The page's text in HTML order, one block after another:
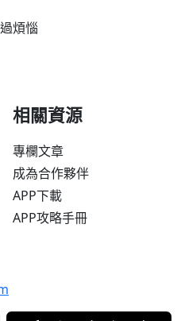
煩惱
相關資源
專欄文章
成為合作夥伴
APP下載
APP攻略手冊